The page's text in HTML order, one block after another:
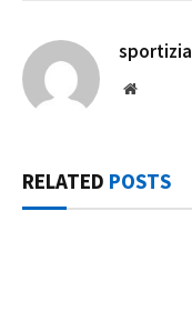
sportizia
Website
RELATED POSTS